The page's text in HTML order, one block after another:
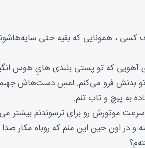
کسی ، همونایی که بقیه حتی
آهویی که تو پستی بلندی هایِ هوس
بدنش فرو می‌کنم. لمسِ دست‌هاش جهنمه
به پیچ و تاب تنم.
موتورش رو برای ترسوندنم بیشتر
و در اون حین این منم که روباه مکار